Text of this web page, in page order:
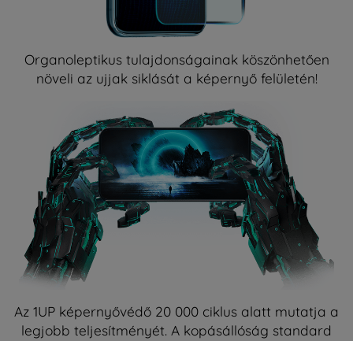
Organoleptikus tulajdonságainak köszönhetően
növeli az ujjak siklását a képernyő felületén!
Az 1UP képernyővédő 20 000 ciklus alatt mutatja a
legjobb teljesítményét. A kopásállóság standard